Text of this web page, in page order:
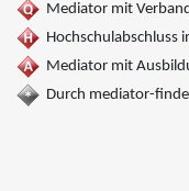
Mediator mit
Hochschulabschluss
Mediator mit
Durch mediator-